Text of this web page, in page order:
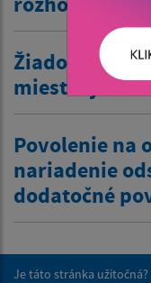
Žiadosť o
miestnej
Povolenie na
nariadenie
dodatočné
Je táto stránka užitočná?